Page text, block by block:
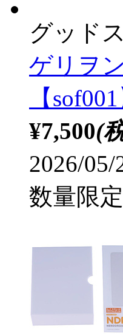
グッド
ゲリヲ
【sof001
¥7,500(
2026/05/
数量限定